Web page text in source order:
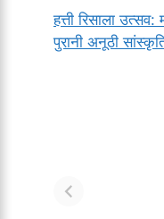
हत्ती रिसाला
पुरानी अनूठी
किसे कहते है?